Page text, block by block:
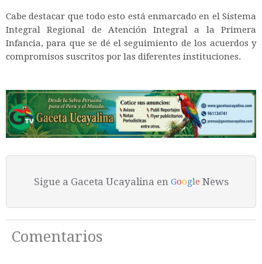
Cabe destacar que todo esto está enmarcado en el Sistema
Integral Regional de Atención Integral a la Primera
Infancia, para que se dé el seguimiento de los acuerdos y
compromisos suscritos por las diferentes instituciones.
Sigue a Gaceta Ucayalina en Google News
Comentarios